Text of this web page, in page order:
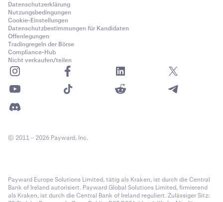
Datenschutzerklärung
Nutzungsbedingungen
Cookie-Einstellungen
Datenschutzbestimmungen für Kandidaten
Offenlegungen
Tradingregeln der Börse
Compliance-Hub
Nicht verkaufen/teilen
© 2011 – 2026 Payward, Inc.
Payward Europe Solutions Limited, tätig als Kraken, ist durch die Central
Bank of Ireland autorisiert. Payward Global Solutions Limited, firmierend
als Kraken, ist durch die Central Bank of Ireland reguliert. Zulässiger Sitz: